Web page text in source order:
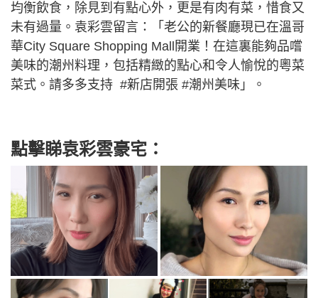
均衡飲食，除見到有點心外，更是有肉有菜，惜食又
未有過量。袁彩雲留言：「老公的新餐廳現已在溫哥
華City Square Shopping Mall開業！在這裏能夠品嚐
美味的潮州料理，包括精緻的點心和令人愉悅的粵菜
菜式。請多多支持 #新店開張 #潮州美味」。
點擊睇袁彩雲豪宅：